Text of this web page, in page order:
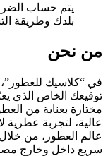
يتم حساب
بلدك وطريقة
من نحن
في “كلاسيك
توقيعك الخاص الذي
مختارة بعناية من
عالية، لتجربة
عالم العطور، من
سريع داخل وخارج